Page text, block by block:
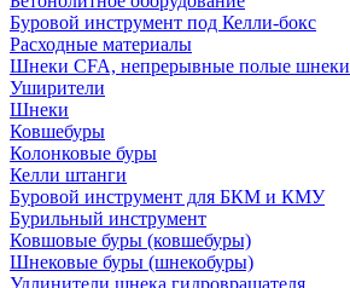
Буровой инструмент под Келли-бокс
Расходные материалы
Шнеки CFA, непрерывные полые шнеки
Уширители
Шнеки
Ковшебуры
Колонковые буры
Келли штанги
Буровой инструмент для БКМ и КМУ
Бурильный инструмент
Ковшовые буры (ковшебуры)
Шнековые буры (шнекобуры)
Удлинители шнека гидровращателя